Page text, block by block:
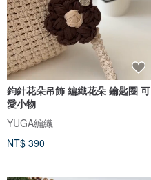
鉤針花朵吊飾 編織花朵 鑰匙圈 可
愛小物
YUGA編織
NT$ 390